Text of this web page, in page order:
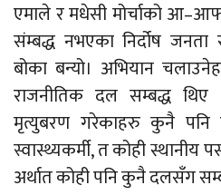
एमाले र मधेसी मोर्चाको
संम्बद्ध नभएका निर्दोष
बोका बन्यो। अभियान
राजनीतिक दल सम्बद्ध थिए
मृत्युबरण गरेकाहरु कुनै पनि
स्वास्थ्यकर्मी, त कोही स्थानीय
अर्थात कोही पनि कुनै दलसँग